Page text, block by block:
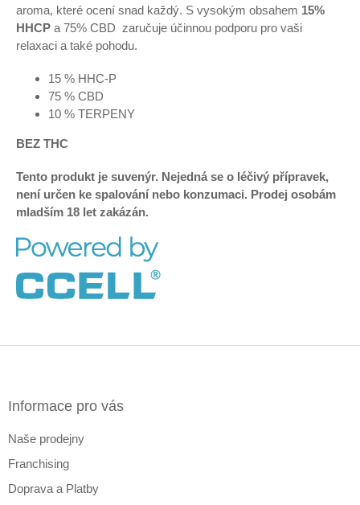
aroma, které ocení snad každý. S vysokým obsahem 15%
HHCP a 75% CBD zaručuje účinnou podporu pro vaši
relaxaci a také pohodu.
15 % HHC-P
75 % CBD
10 % TERPENY
BEZ THC
Tento produkt je suvenýr. Nejedná se o léčivý přípravek,
není určen ke spalování nebo konzumaci. Prodej osobám
mladším 18 let zakázán.
Informace pro vás
Naše prodejny
Franchising
Doprava a Platby